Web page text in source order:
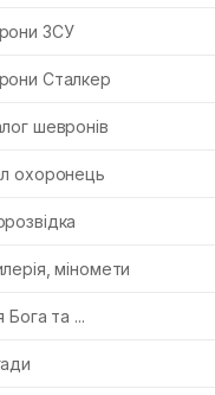
ЗСУ
Сталкер
шевронів
охоронець
міномети
Бога та ...